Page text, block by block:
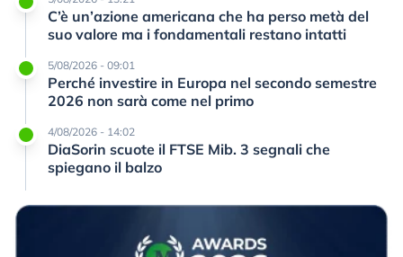
C’è un’azione americana che ha perso metà del
suo valore ma i fondamentali restano intatti
5/08/2026 - 09:01
Perché investire in Europa nel secondo semestre
2026 non sarà come nel primo
4/08/2026 - 14:02
DiaSorin scuote il FTSE Mib. 3 segnali che
spiegano il balzo